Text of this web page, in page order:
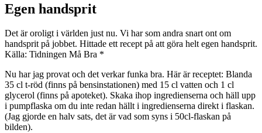
Egen handsprit
Det är oroligt i världen just nu. Vi har som andra snart ont om
handsprit på jobbet. Hittade ett recept på att göra helt egen handsprit.
Källa: Tidningen Må Bra *
Nu har jag provat och det verkar funka bra. Här är receptet: Blanda
35 cl t-röd (finns på bensinstationen) med 15 cl vatten och 1 cl
glycerol (finns på apoteket). Skaka ihop ingredienserna och häll upp
i pumpflaska om du inte redan hällt i ingredienserna direkt i flaskan.
(Jag gjorde en halv sats, det är vad som syns i 50cl-flaskan på
bilden).